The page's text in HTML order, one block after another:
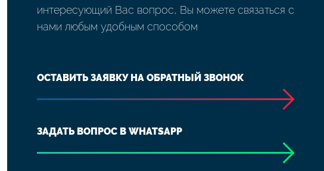
интересующий Вас вопрос, Вы можете связаться с
нами любым удобным способом
ОСТАВИТЬ ЗАЯВКУ НА ОБРАТНЫЙ ЗВОНОК
ЗАДАТЬ ВОПРОС В WHATSAPP